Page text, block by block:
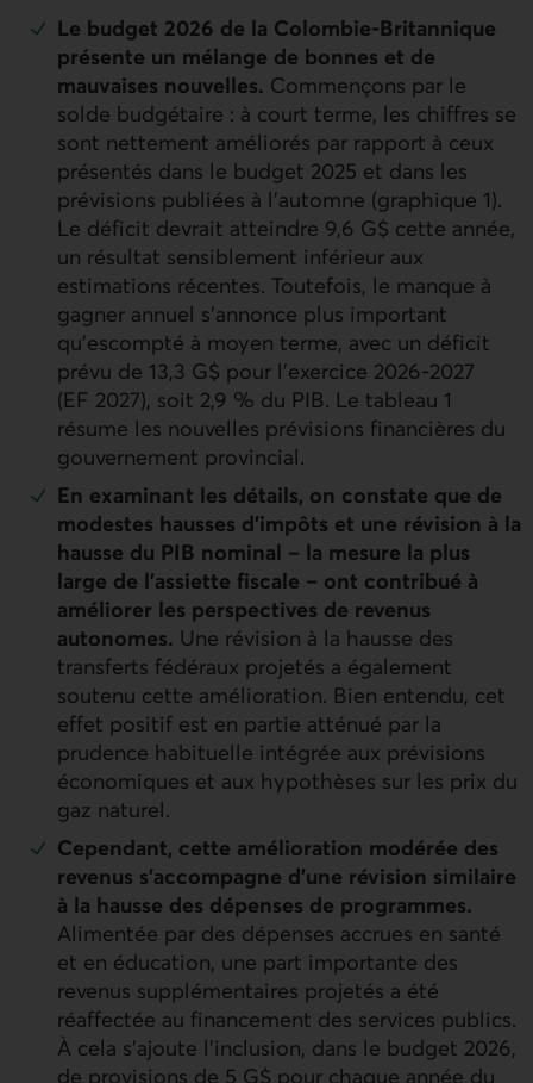
Le budget 2026 de la Colombie‑Britannique
présente un mélange de bonnes et de
mauvaises nouvelles. Commençons par le
solde budgétaire : à court terme, les chiffres se
sont nettement améliorés par rapport à ceux
présentés dans le budget 2025 et dans les
prévisions publiées à l’automne (graphique 1).
Le déficit devrait atteindre 9,6 G$ cette année,
un résultat sensiblement inférieur aux
estimations récentes. Toutefois, le manque à
gagner annuel s’annonce plus important
qu’escompté à moyen terme, avec un déficit
prévu de 13,3 G$ pour l’exercice 2026‑2027
(EF 2027), soit 2,9 % du PIB. Le tableau 1
résume les nouvelles prévisions financières du
gouvernement provincial.
En examinant les détails, on constate que de
modestes hausses d’impôts et une révision à la
hausse du PIB nominal – la mesure la plus
large de l’assiette fiscale – ont contribué à
améliorer les perspectives de revenus
autonomes. Une révision à la hausse des
transferts fédéraux projetés a également
soutenu cette amélioration. Bien entendu, cet
effet positif est en partie atténué par la
prudence habituelle intégrée aux prévisions
économiques et aux hypothèses sur les prix du
gaz naturel.
Cependant, cette amélioration modérée des
revenus s’accompagne d’une révision similaire
à la hausse des dépenses de programmes.
Alimentée par des dépenses accrues en santé
et en éducation, une part importante des
revenus supplémentaires projetés a été
réaffectée au financement des services publics.
À cela s’ajoute l’inclusion, dans le budget 2026,
de provisions de 5 G$ pour chaque année du